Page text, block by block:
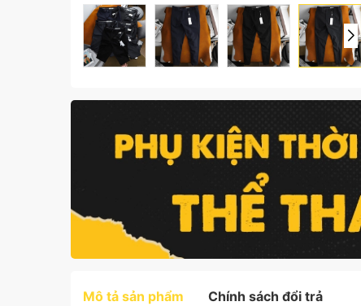
Mô tả sản phẩm Chính sách đổi trả